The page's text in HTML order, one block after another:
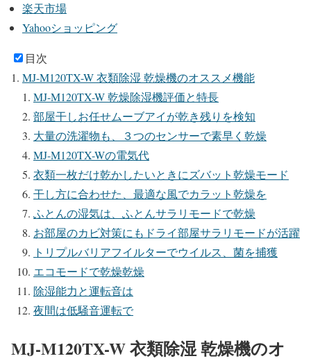
楽天市場
Yahooショッピング
目次
MJ-M120TX-W 衣類除湿 乾燥機のオススメ機能
MJ-M120TX-W 乾燥除湿機評価と特長
部屋干しお任せムーブアイが乾き残りを検知
大量の洗濯物も、３つのセンサーで素早く乾燥
MJ-M120TX-Wの電気代
衣類一枚だけ乾かしたいときにズバット乾燥モード
干し方に合わせた、最適な風でカラット乾燥を
ふとんの湿気は、ふとんサラリモードで乾燥
お部屋のカビ対策にもドライ部屋サラリモードが活躍
トリプルバリアフイルターでウイルス、菌を捕獲
エコモードで乾燥乾燥
除湿能力と運転音は
夜間は低騒音運転で
MJ-M120TX-W 衣類除湿 乾燥機のオ